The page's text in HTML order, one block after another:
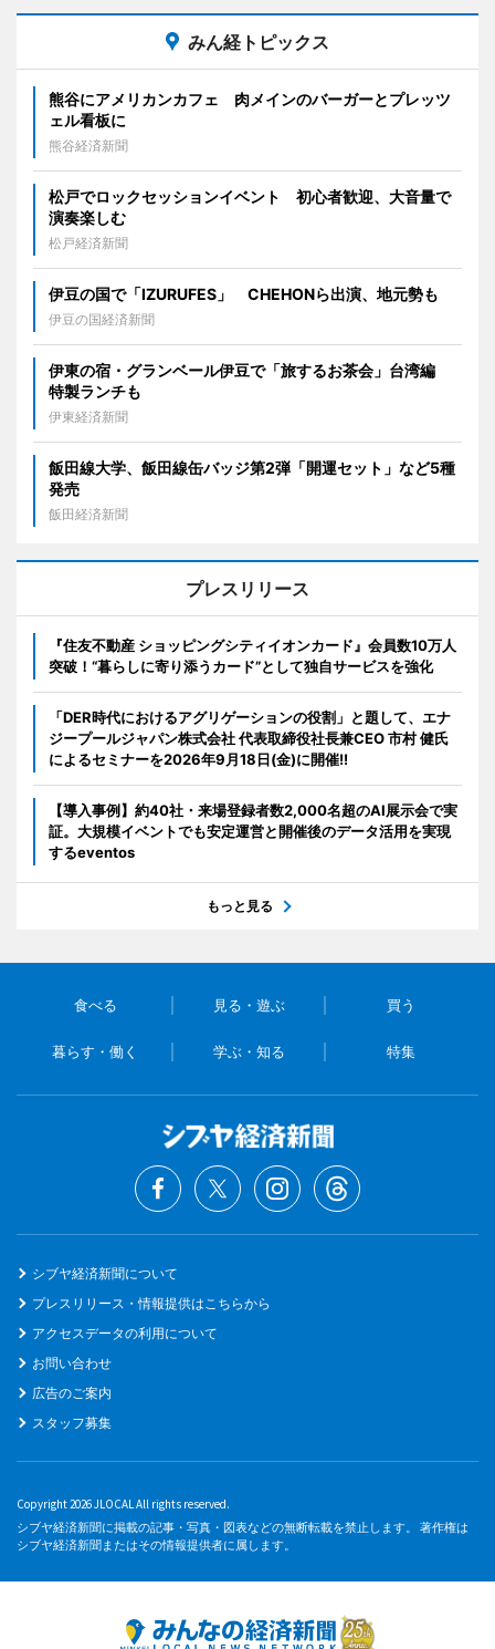
みん経トピックス
熊谷にアメリカンカフェ 肉メインのバーガーとプレッツ
ェル看板に
熊谷経済新聞
松戸でロックセッションイベント 初心者歓迎、大音量で
演奏楽しむ
松戸経済新聞
伊豆の国で「IZURUFES」 CHEHONら出演、地元勢も
伊豆の国経済新聞
伊東の宿・グランベール伊豆で「旅するお茶会」台湾編
特製ランチも
伊東経済新聞
飯田線大学、飯田線缶バッジ第2弾「開運セット」など5種
発売
飯田経済新聞
プレスリリース
『住友不動産 ショッピングシティイオンカード』会員数10万人
突破！“暮らしに寄り添うカード”として独自サービスを強化
「DER時代におけるアグリゲーションの役割」と題して、エナ
ジープールジャパン株式会社 代表取締役社長兼CEO 市村 健氏
によるセミナーを2026年9月18日(金)に開催!!
【導入事例】約40社・来場登録者数2,000名超のAI展示会で実
証。大規模イベントでも安定運営と開催後のデータ活用を実現
するeventos
もっと見る
食べる 見る・遊ぶ 買う
暮らす・働く 学ぶ・知る 特集
シブヤ経済新聞について
プレスリリース・情報提供はこちらから
アクセスデータの利用について
お問い合わせ
広告のご案内
スタッフ募集
Copyright 2026 JLOCAL All rights reserved.
シブヤ経済新聞に掲載の記事・写真・図表などの無断転載を禁止します。 著作権は
シブヤ経済新聞またはその情報提供者に属します。